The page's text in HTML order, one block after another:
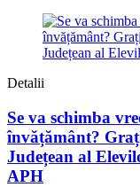
Detalii
Se va schimba
învățământ?
Județean al
APH